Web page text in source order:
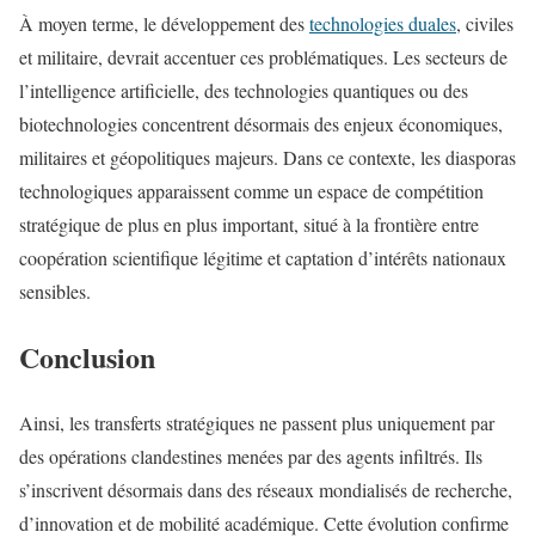
À moyen terme, le développement destechnologies duales, civiles
et militaire, devrait accentuer ces problématiques. Les secteurs de
l’intelligence artificielle, des technologies quantiques ou des
biotechnologies concentrent désormais des enjeux économiques,
militaires et géopolitiques majeurs. Dans ce contexte, les diasporas
technologiques apparaissent comme un espace de compétition
stratégique de plus en plus important, situé à la frontière entre
coopération scientifique légitime et captation d’intérêts nationaux
sensibles.
Conclusion
Ainsi, les transferts stratégiques ne passent plus uniquement par
des opérations clandestines menées par des agents infiltrés. Ils
s’inscrivent désormais dans des réseaux mondialisés de recherche,
d’innovation et de mobilité académique. Cette évolution confirme